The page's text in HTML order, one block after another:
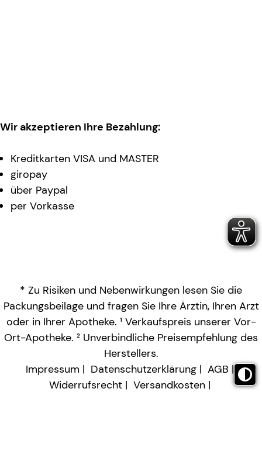
Wir akzeptieren Ihre Bezahlung:
Kreditkarten VISA und MASTER
giropay
über Paypal
per Vorkasse
* Zu Risiken und Nebenwirkungen lesen Sie die
Packungsbeilage und fragen Sie Ihre Ärztin, Ihren Arzt
oder in Ihrer Apotheke. ¹ Verkaufspreis unserer Vor-
Ort-Apotheke. ² Unverbindliche Preisempfehlung des
Herstellers.
Impressum
Datenschutzerklärung
AGB
Widerrufsrecht
Versandkosten